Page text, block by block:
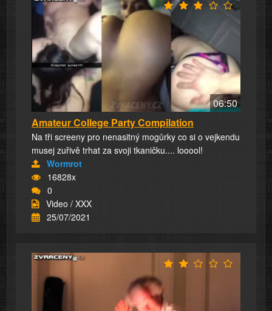
06:50
Amateur College Party Compilation
Na tři screeny pro nenasitný mogůrky co si o vejkendu
musej zuřivě trhat za svoji tkaničku.... looool!
Wormrot
16828x
0
Video / XXX
25/07/2021